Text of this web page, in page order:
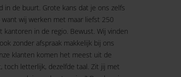
in de buurt. Grote kans dat je ons zelfs
wij werken met maar liefst 250
kantoren in de regio. Bewust. Wij vinden
zonder afspraak makkelijk bij ons
klanten komen het meest uit de
toch letterlijk, dezelfde taal. Zit jij met